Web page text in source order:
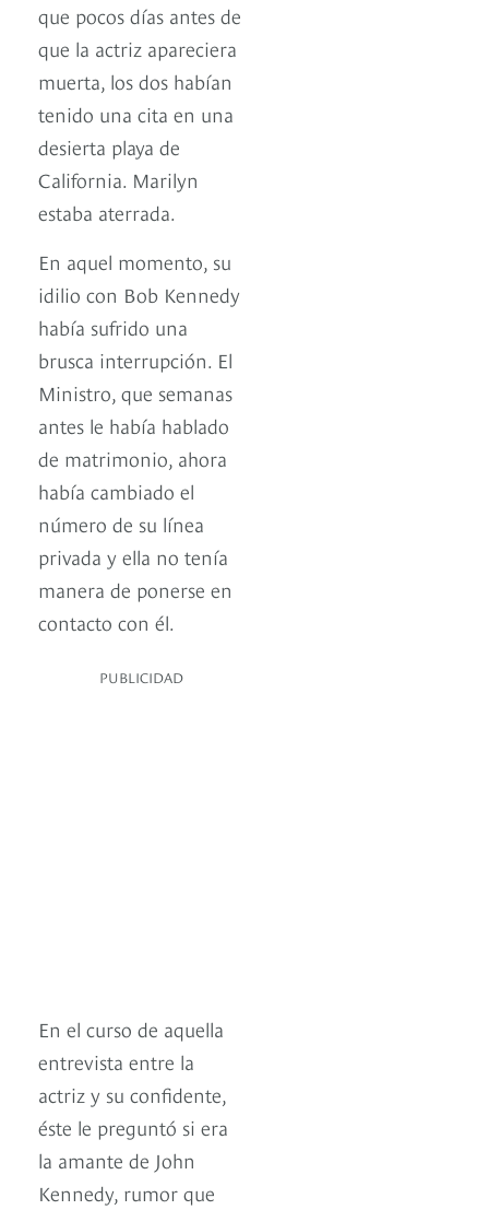
que pocos días antes de
que la actriz apareciera
muerta, los dos habían
tenido una cita en una
desierta playa de
California. Marilyn
estaba aterrada.
En aquel momento, su
idilio con Bob Kennedy
había sufrido una
brusca interrupción. El
Ministro, que semanas
antes le había hablado
de matrimonio, ahora
había cambiado el
número de su línea
privada y ella no tenía
manera de ponerse en
contacto con él.
PUBLICIDAD
En el curso de aquella
entrevista entre la
actriz y su confidente,
éste le preguntó si era
la amante de John
Kennedy, rumor que